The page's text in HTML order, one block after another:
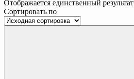
Отображается единственный результат
Сортировать по